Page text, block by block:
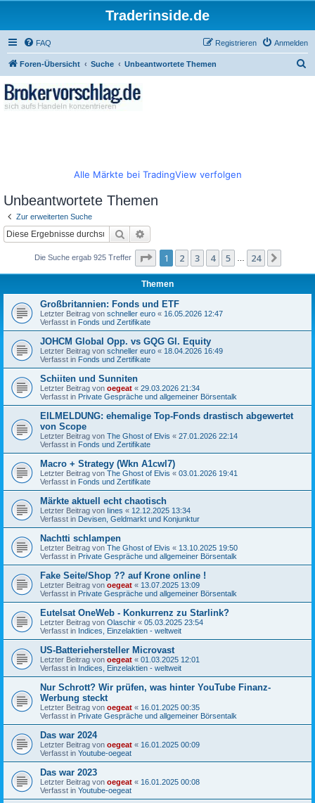
Traderinside.de
FAQ Anmelden
Registrieren
Foren-Übersicht Suche Unbeantwortete Themen
Alle Märkte bei TradingView verfolgen
Unbeantwortete Themen
Zur erweiterten Suche
Suche
Die Suche ergab 925 Treffer Seite 1von 24
1 2 3 4 5 24
Themen
Großbritannien: Fonds und ETF
Letzter Beitrag von schneller euro « 16.05.2026 12:47
Verfasst in Fonds und Zertifikate
JOHCM Global Opp. vs GQG Gl. Equity
Letzter Beitrag von schneller euro « 18.04.2026 16:49
Verfasst in Fonds und Zertifikate
Schiiten und Sunniten
Letzter Beitrag von oegeat « 29.03.2026 21:34
Verfasst in Private Gespräche und allgemeiner Börsentalk
EILMELDUNG: ehemalige Top-Fonds drastisch abgewertet
von Scope
Letzter Beitrag von The Ghost of Elvis « 27.01.2026 22:14
Verfasst in Fonds und Zertifikate
Macro + Strategy (Wkn A1cwl7)
Letzter Beitrag von The Ghost of Elvis « 03.01.2026 19:41
Verfasst in Fonds und Zertifikate
Märkte aktuell echt chaotisch
Letzter Beitrag von Iines « 12.12.2025 13:34
Verfasst in Devisen, Geldmarkt und Konjunktur
Nachtti schlampen
Letzter Beitrag von The Ghost of Elvis « 13.10.2025 19:50
Verfasst in Private Gespräche und allgemeiner Börsentalk
Fake Seite/Shop ?? auf Krone online !
Letzter Beitrag von oegeat « 13.07.2025 13:09
Verfasst in Private Gespräche und allgemeiner Börsentalk
Eutelsat OneWeb - Konkurrenz zu Starlink?
Letzter Beitrag von Olaschir « 05.03.2025 23:54
Verfasst in Indices, Einzelaktien - weltweit
US-Batteriehersteller Microvast
Letzter Beitrag von oegeat « 01.03.2025 12:01
Verfasst in Indices, Einzelaktien - weltweit
Nur Schrott? Wir prüfen, was hinter YouTube Finanz-
Werbung steckt
Letzter Beitrag von oegeat « 16.01.2025 00:35
Verfasst in Private Gespräche und allgemeiner Börsentalk
Das war 2024
Letzter Beitrag von oegeat « 16.01.2025 00:09
Verfasst in Youtube-oegeat
Das war 2023
Letzter Beitrag von oegeat « 16.01.2025 00:08
Verfasst in Youtube-oegeat